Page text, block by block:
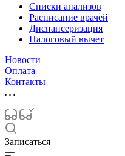
Списки анализов
Расписание врачей
Диспансеризация
Налоговый вычет
Новости
Оплата
Контакты
Записаться